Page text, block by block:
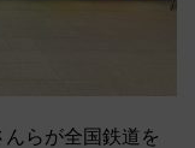
らが全国鉄道を